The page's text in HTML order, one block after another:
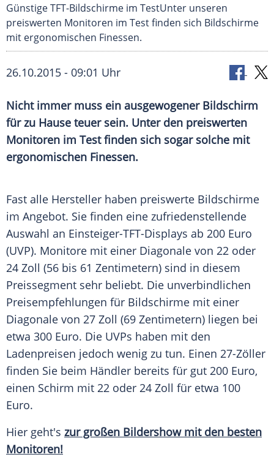
Günstige TFT-Bildschirme im TestUnter unseren
preiswerten Monitoren im Test finden sich Bildschirme
mit ergonomischen Finessen.
26.10.2015 - 09:01 Uhr
Nicht immer muss ein ausgewogener Bildschirm
für zu Hause teuer sein. Unter den preiswerten
Monitoren im Test finden sich sogar solche mit
ergonomischen Finessen.
Fast alle Hersteller haben preiswerte Bildschirme
im Angebot. Sie finden eine zufriedenstellende
Auswahl an Einsteiger-TFT-Displays ab 200 Euro
(UVP). Monitore mit einer Diagonale von 22 oder
24 Zoll (56 bis 61 Zentimetern) sind in diesem
Preissegment sehr beliebt. Die unverbindlichen
Preisempfehlungen für Bildschirme mit einer
Diagonale von 27 Zoll (69 Zentimetern) liegen bei
etwa 300 Euro. Die UVPs haben mit den
Ladenpreisen jedoch wenig zu tun. Einen 27-Zöller
finden Sie beim Händler bereits für gut 200 Euro,
einen Schirm mit 22 oder 24 Zoll für etwa 100
Euro.
Hier geht's zur großen Bildershowmit den besten
Monitoren!